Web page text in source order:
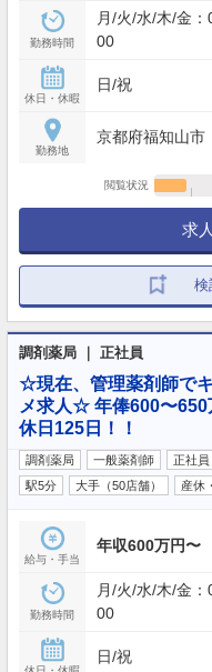
勤務時間
月/火/水/木/金
00
休日・休暇
日/祝
勤務地
京都府福知山市
閲覧状況
求
検
調剤薬局 ｜ 正社員
☆現在、管理薬剤師で
メ求人☆ 年俸600〜650
休日125日！！
調剤薬局 一般薬剤師 正社員
駅5分
大手（50店舗） 産休
給与・手当
年収600万円〜
勤務時間
月/火/水/木/金
00
日/祝